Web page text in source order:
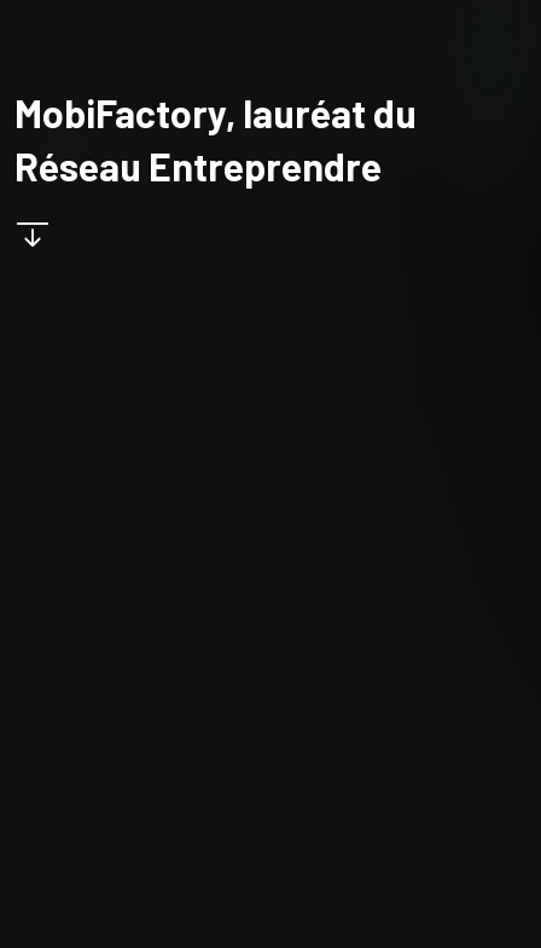
MobiFactory, lauréat du
Réseau Entreprendre